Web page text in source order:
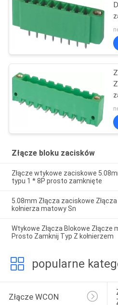
Złącze bloku zacisków
Złącze wtykowe zaciskowe
typu 1 * 8P prosto zamknięte
5.08mm Złącza zaciskowe
kołnierza matowy Sn
Wtykowe Złącza Blokowe Złącze
Prosto Zamknij Typ Z kołnierzem
popularne
Złącze WCON